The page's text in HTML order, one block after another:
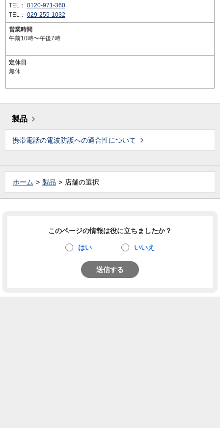
TEL： 0120-971-360
TEL： 029-255-1032
営業時間
午前10時〜午後7時
定休日
無休
製品
携帯電話の電波防護への適合性について
ホーム 製品 店舗の選択
このページの情報は役に立ちましたか？
はい いいえ
送信する